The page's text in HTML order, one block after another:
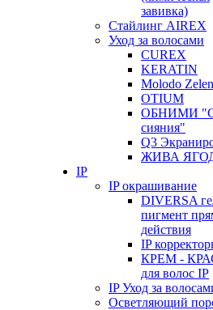
завивка)
Стайлинг AIREX
Уход за волосами
CUREX
KERATIN
Molodo
OTIUM
ОБНИМИ
сияния"
Q3
ЖИВА
IP
IP окрашивание
DIVERSA
пигмент
действия
IP
КРЕМ -
для волос IP
IP Уход за
Осветляющий